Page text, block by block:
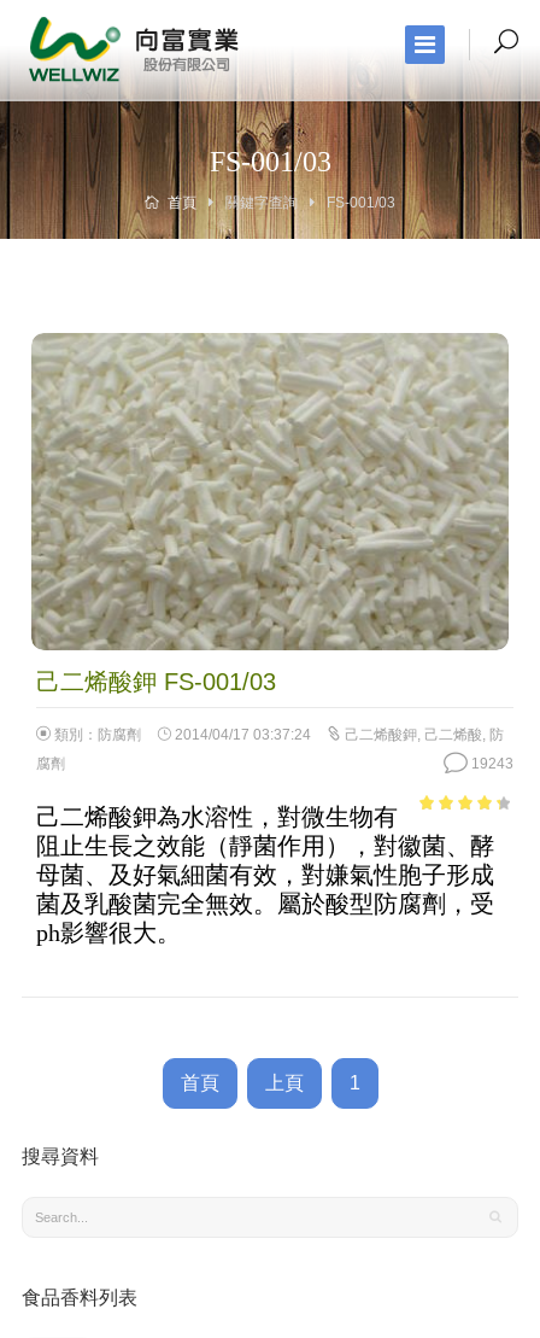
FS-001/03
首頁 關鍵字查詢 FS-001/03
己二烯酸鉀 FS-001/03
類別： 防腐劑 2014/04/17 03:37:24 己二烯酸鉀, 己二烯酸, 防
腐劑
19243
of 5
己二烯酸鉀為水溶性，對微生物有
阻止生長之效能（靜菌作用），對徽菌、酵
母菌、及好氣細菌有效，對嫌氣性胞子形成
菌及乳酸菌完全無效。屬於酸型防腐劑，受
ph影響很大。
首頁 上頁 1
搜尋資料
食品香料列表